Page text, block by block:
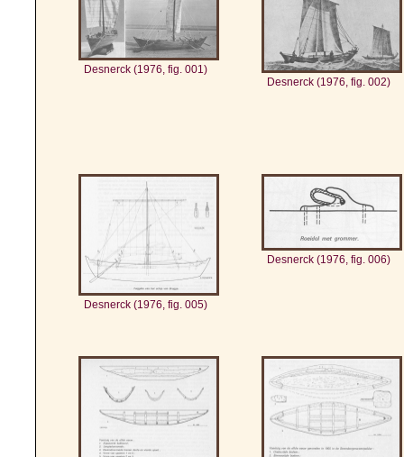
Desnerck (1976, fig. 001)
Desnerck (1976, fig. 002)
Desnerck (1976, fig. 005)
Desnerck (1976, fig. 006)